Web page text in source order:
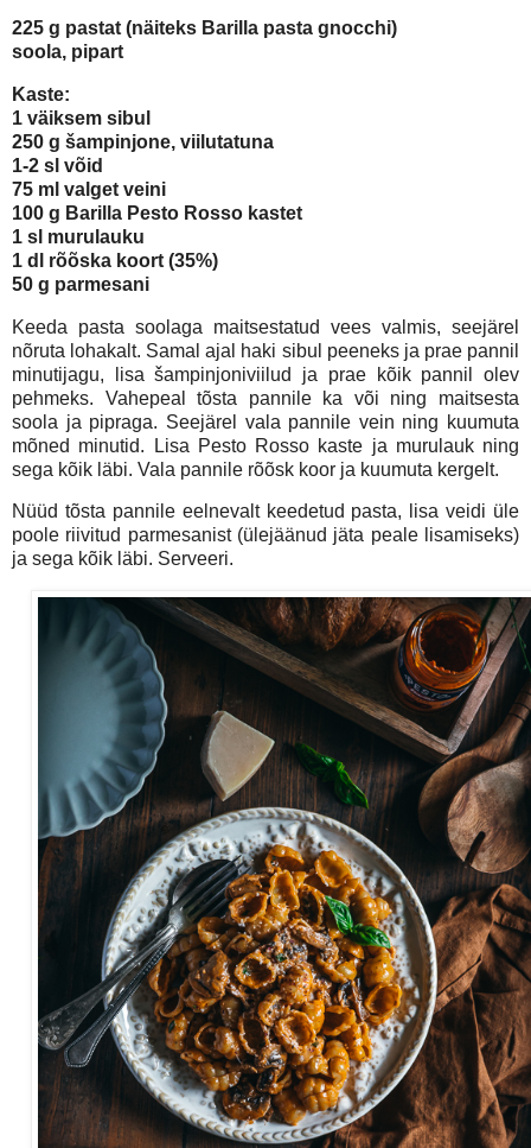
225 g pastat (näiteks Barilla pasta gnocchi)
soola, pipart
Kaste:
1 väiksem sibul
250 g šampinjone, viilutatuna
1-2 sl võid
75 ml valget veini
100 g Barilla Pesto Rosso kastet
1 sl murulauku
1 dl rõõska koort (35%)
50 g parmesani
Keeda pasta soolaga maitsestatud vees valmis, seejärel
nõruta lohakalt. Samal ajal haki sibul peeneks ja prae pannil
minutijagu, lisa šampinjoniviilud ja prae kõik pannil olev
pehmeks. Vahepeal tõsta pannile ka või ning maitsesta
soola ja pipraga. Seejärel vala pannile vein ning kuumuta
mõned minutid. Lisa Pesto Rosso kaste ja murulauk ning
sega kõik läbi. Vala pannile rõõsk koor ja kuumuta kergelt.
Nüüd tõsta pannile eelnevalt keedetud pasta, lisa veidi üle
poole riivitud parmesanist (ülejäänud jäta peale lisamiseks)
ja sega kõik läbi. Serveeri.